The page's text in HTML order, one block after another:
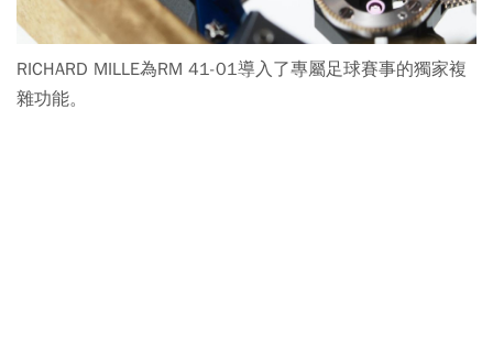
RICHARD MILLE為RM 41-01導入了專屬足球賽事的獨家複
雜功能。